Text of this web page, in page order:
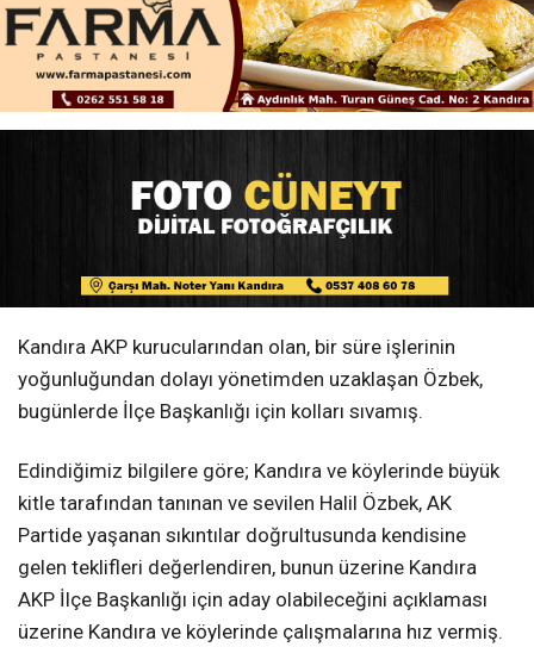
Kandıra AKP kurucularından olan, bir süre işlerinin
yoğunluğundan dolayı yönetimden uzaklaşan Özbek,
bugünlerde İlçe Başkanlığı için kolları sıvamış.
Edindiğimiz bilgilere göre; Kandıra ve köylerinde büyük
kitle tarafından tanınan ve sevilen Halil Özbek, AK
Partide yaşanan sıkıntılar doğrultusunda kendisine
gelen teklifleri değerlendiren, bunun üzerine Kandıra
AKP İlçe Başkanlığı için aday olabileceğini açıklaması
üzerine Kandıra ve köylerinde çalışmalarına hız vermiş.